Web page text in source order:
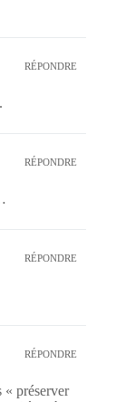
RÉPONDRE
RÉPONDRE
RÉPONDRE
RÉPONDRE
« préserver